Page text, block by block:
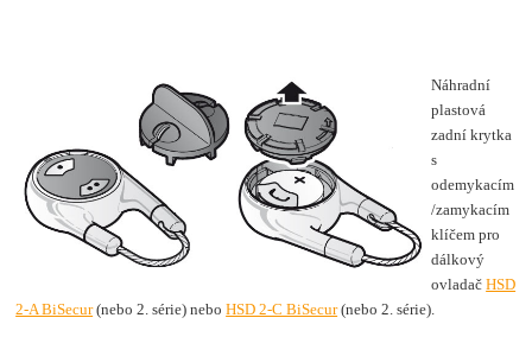
Náhradní
plastová
zadní krytka
s
odemykacím
/zamykacím
klíčem pro
dálkový
ovladačHSD
2-A BiSecur(nebo 2. série) neboHSD 2-C BiSecur(nebo 2. série).